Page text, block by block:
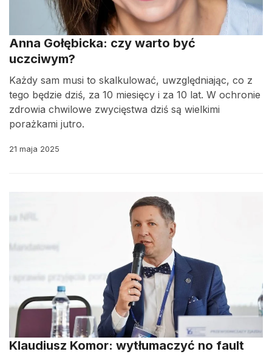
Anna Gołębicka: czy warto być
uczciwym?
Każdy sam musi to skalkulować, uwzględniając, co z
tego będzie dziś, za 10 miesięcy i za 10 lat. W ochronie
zdrowia chwilowe zwycięstwa dziś są wielkimi
porażkami jutro.
21 maja 2025
Klaudiusz Komor: wytłumaczyć no fault